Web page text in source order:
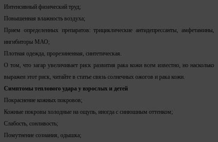
Интенсивный физический труд;
Повышенная влажность воздуха;
Прием определенных препаратов: трициклические антидепрессанты, амфетамины,
ингибиторы МАО;
Плотная одежда, прорезиненная, синтетическая.
О том, что загар увеличивает риск развития рака кожи всем известно, но насколько
выражен этот риск, читайте в статье связь солнечных ожогов и рака кожи.
Симптомы теплового удара у взрослых и детей
Покраснение кожных покровов;
Кожные покровы холодные на ощупь, иногда с синюшным оттенком;
Слабость, сонливость;
Помутнение сознания, одышка;